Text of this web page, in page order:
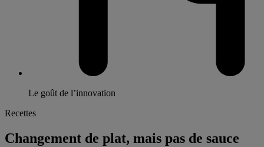
Le goût de l’innovation
Recettes
Changement de plat, mais pas de sauce